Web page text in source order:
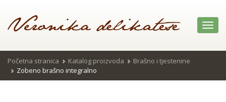
Početna stranica Katalog proizvoda
Brašno i tjestenine
Zobeno brašno integralno